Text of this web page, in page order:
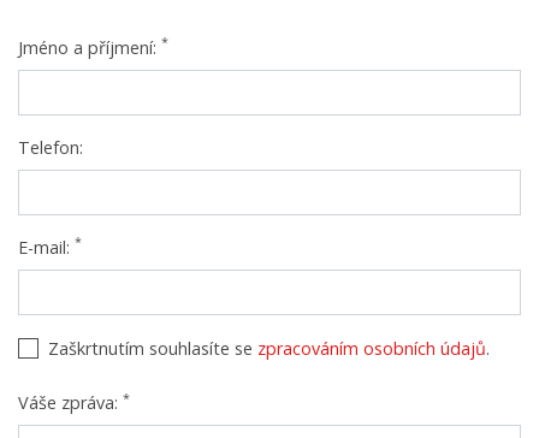
Jméno a příjmení: *
Telefon:
E-mail: *
Zaškrtnutím souhlasíte se zpracováním osobních údajů.
Váše zpráva: *